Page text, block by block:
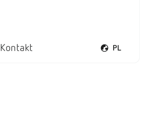
Kontakt PL
Otwórz menu